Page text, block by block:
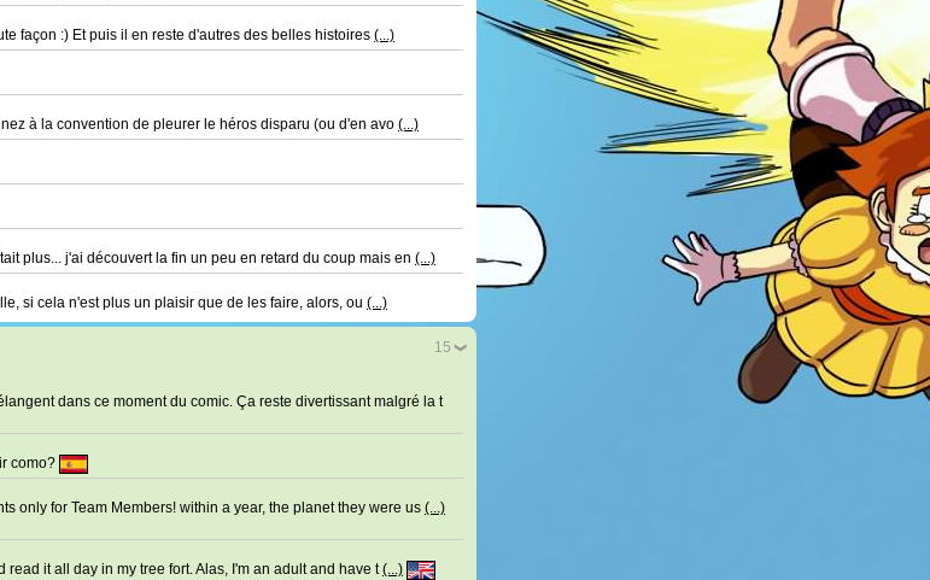
façon :) Et puis il en reste d'autres des belles histoires (...)
à la convention de pleurer le héros disparu (ou d'en avo (...)
plus... j'ai découvert la fin un peu en retard du coup mais en (...)
si cela n'est plus un plaisir que de les faire, alors, ou (...)
15
dans ce moment du comic. Ça reste divertissant malgré la t
como?
only for Team Members! within a year, the planet they were us (...)
it all day in my tree fort. Alas, I'm an adult and have t(...)